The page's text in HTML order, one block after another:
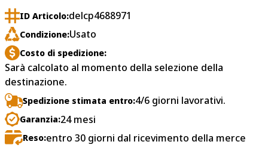
ID Articolo:delcp4688971
Condizione:Usato
Costo di spedizione:
Sarà calcolato al momento della selezione della
destinazione.
Spedizione stimata entro:4/6 giorni lavorativi.
Garanzia:24 mesi
Reso:entro 30 giorni dal ricevimento della merce